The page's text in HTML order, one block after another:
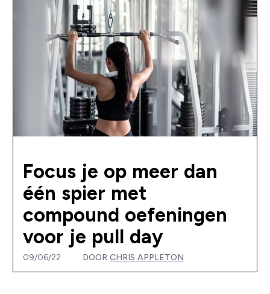
Focus je op meer dan
één spier met
compound oefeningen
voor je pull day
09/06/22 DOOR CHRIS APPLETON